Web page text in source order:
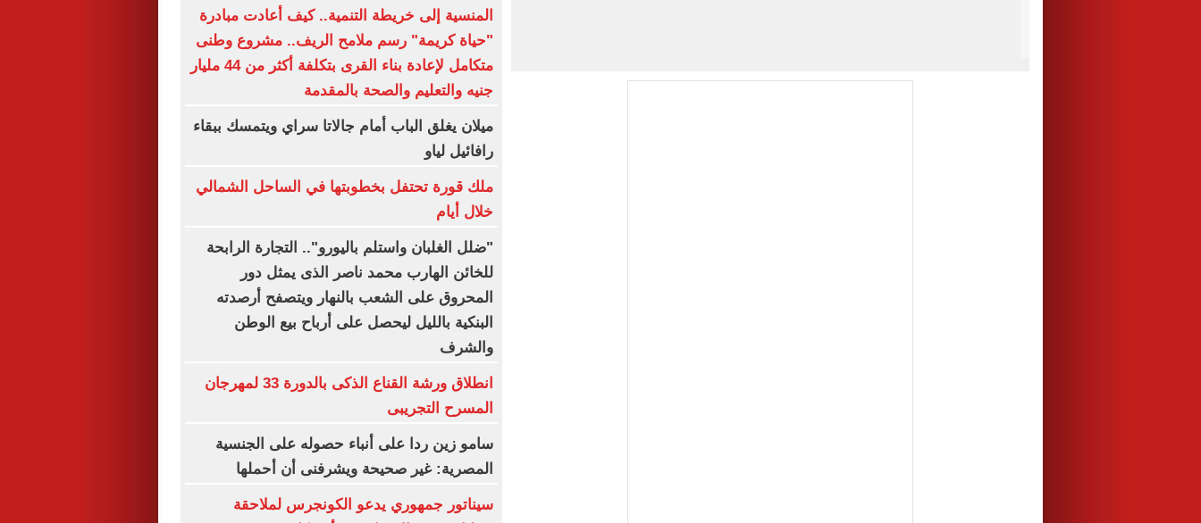
المنسية إلى خريطة التنمية.. كيف أعادت مبادرة
"حياة كريمة" رسم ملامح الريف.. مشروع وطنى
متكامل لإعادة بناء القرى بتكلفة أكثر من 44 مليار
جنيه والتعليم والصحة بالمقدمة
ميلان يغلق الباب أمام جالاتا سراي ويتمسك ببقاء
رافائيل لياو
ملك قورة تحتفل بخطوبتها في الساحل الشمالي
خلال أيام
"ضلل الغلبان واستلم باليورو".. التجارة الرابحة
للخائن الهارب محمد ناصر الذى يمثل دور
المحروق على الشعب بالنهار ويتصفح أرصدته
البنكية بالليل ليحصل على أرباح بيع الوطن
والشرف
انطلاق ورشة القناع الذكى بالدورة 33 لمهرجان
المسرح التجريبى
سامو زين ردا على أنباء حصوله على الجنسية
المصرية: غير صحيحة ويشرفنى أن أحملها
سيناتور جمهوري يدعو الكونجرس لملاحقة